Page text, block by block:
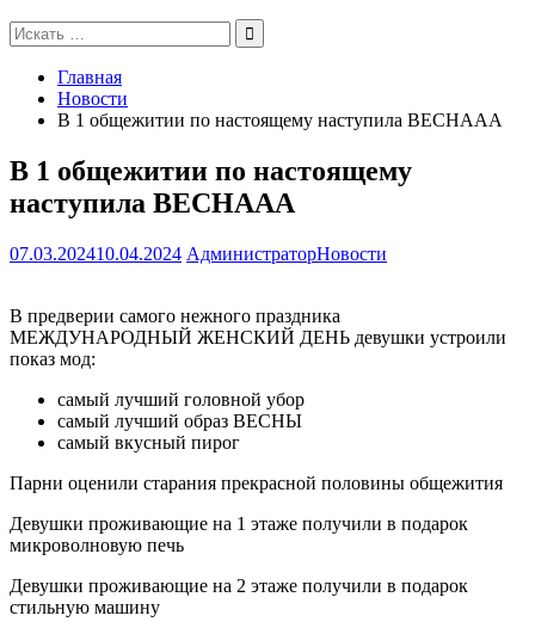
Поиск
для:
Главная
Новости
В 1 общежитии по настоящему наступила ВЕСНААА
В 1 общежитии по настоящему
наступила ВЕСНААА
07.03.202410.04.2024 АдминистраторНовости
В предверии самого нежного праздника
МЕЖДУНАРОДНЫЙ ЖЕНСКИЙ ДЕНЬ девушки устроили
показ мод:
самый лучший головной убор
самый лучший образ ВЕСНЫ
самый вкусный пирог
Парни оценили старания прекрасной половины общежития
Девушки проживающие на 1 этаже получили в подарок
микроволновую печь
Девушки проживающие на 2 этаже получили в подарок
стильную машину